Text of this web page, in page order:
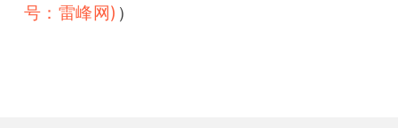
号：雷峰网) ）